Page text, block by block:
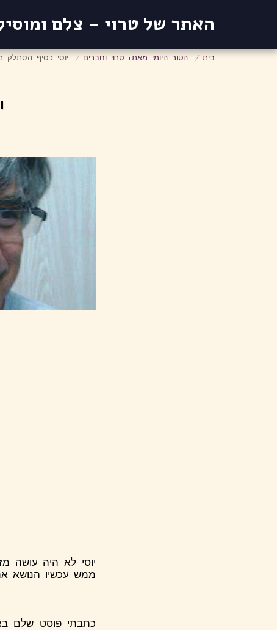
האתר של טרוי - צלם
בית הטור היומי מאת: טרוי וחברים יוסי כסיף הסתלק
יוסי לא היה עושה
ממש עכשיו הנושא
כתבתי פוסט שלם